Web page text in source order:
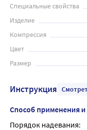
Специальные свойства
Изделие
Компрессия
Цвет
Размер
Инструкция
Способ применения
Порядок надевания: